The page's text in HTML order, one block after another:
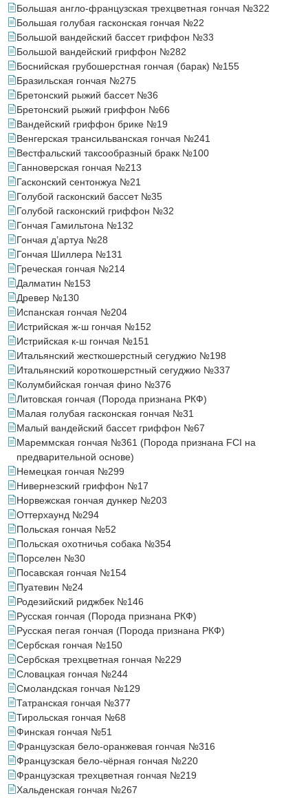
Большая англо-французская трехцветная гончая №322
Большая голубая гасконская гончая №22
Большой вандейский бассет гриффон №33
Большой вандейский гриффон №282
Боснийская грубошерстная гончая (барак) №155
Бразильская гончая №275
Бретонский рыжий бассет №36
Бретонский рыжий гриффон №66
Вандейский гриффон брике №19
Венгерская трансильванская гончая №241
Вестфальский таксообразный бракк №100
Ганноверская гончая №213
Гасконский сентонжуа №21
Голубой гасконский бассет №35
Голубой гасконский гриффон №32
Гончая Гамильтона №132
Гончая д’артуа №28
Гончая Шиллера №131
Греческая гончая №214
Далматин №153
Древер №130
Испанская гончая №204
Истрийская ж-ш гончая №152
Истрийская к-ш гончая №151
Итальянский жесткошерстный сегуджио №198
Итальянский короткошерстный сегуджио №337
Колумбийская гончая фино №376
Литовская гончая (Порода признана РКФ)
Малая голубая гасконская гончая №31
Малый вандейский бассет гриффон №67
Мареммская гончая №361 (Порода признана FCI на
предварительной основе)
Немецкая гончая №299
Нивернезский гриффон №17
Норвежская гончая дункер №203
Оттерхаунд №294
Польская гончая №52
Польская охотничья собака №354
Порселен №30
Посавская гончая №154
Пуатевин №24
Родезийский риджбек №146
Русская гончая (Порода признана РКФ)
Русская пегая гончая (Порода признана РКФ)
Сербская гончая №150
Сербская трехцветная гончая №229
Словацкая гончая №244
Смоландская гончая №129
Татранская гончая №377
Тирольская гончая №68
Финская гончая №51
Французская бело-оранжевая гончая №316
Французская бело-чёрная гончая №220
Французская трехцветная гончая №219
Хальденская гончая №267